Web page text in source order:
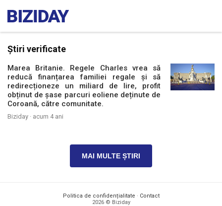
Știri verificate
Marea Britanie. Regele Charles vrea să
reducă finanțarea familiei regale și să
redirecționeze un miliard de lire, profit
obținut de șase parcuri eoliene deținute de
Coroană, către comunitate.
Biziday · acum 4 ani
MAI MULTE ȘTIRI
Politica de confidențialitate · Contact
2026 © Biziday